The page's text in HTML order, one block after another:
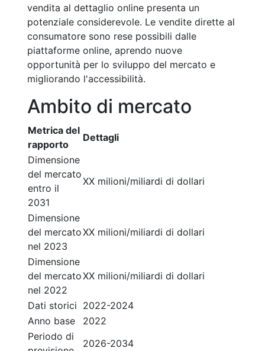
vendita al dettaglio online presenta un
potenziale considerevole. Le vendite dirette al
consumatore sono rese possibili dalle
piattaforme online, aprendo nuove
opportunità per lo sviluppo del mercato e
migliorando l'accessibilità.
Ambito di mercato
Metrica del
rapporto
Dettagli
Dimensione
del mercato
entro il
2031
XX milioni/miliardi di dollari
Dimensione
del mercato
nel 2023
XX milioni/miliardi di dollari
Dimensione
del mercato
nel 2022
XX milioni/miliardi di dollari
Dati storici 2022-2024
Anno base
2022
Periodo di
2026-2034